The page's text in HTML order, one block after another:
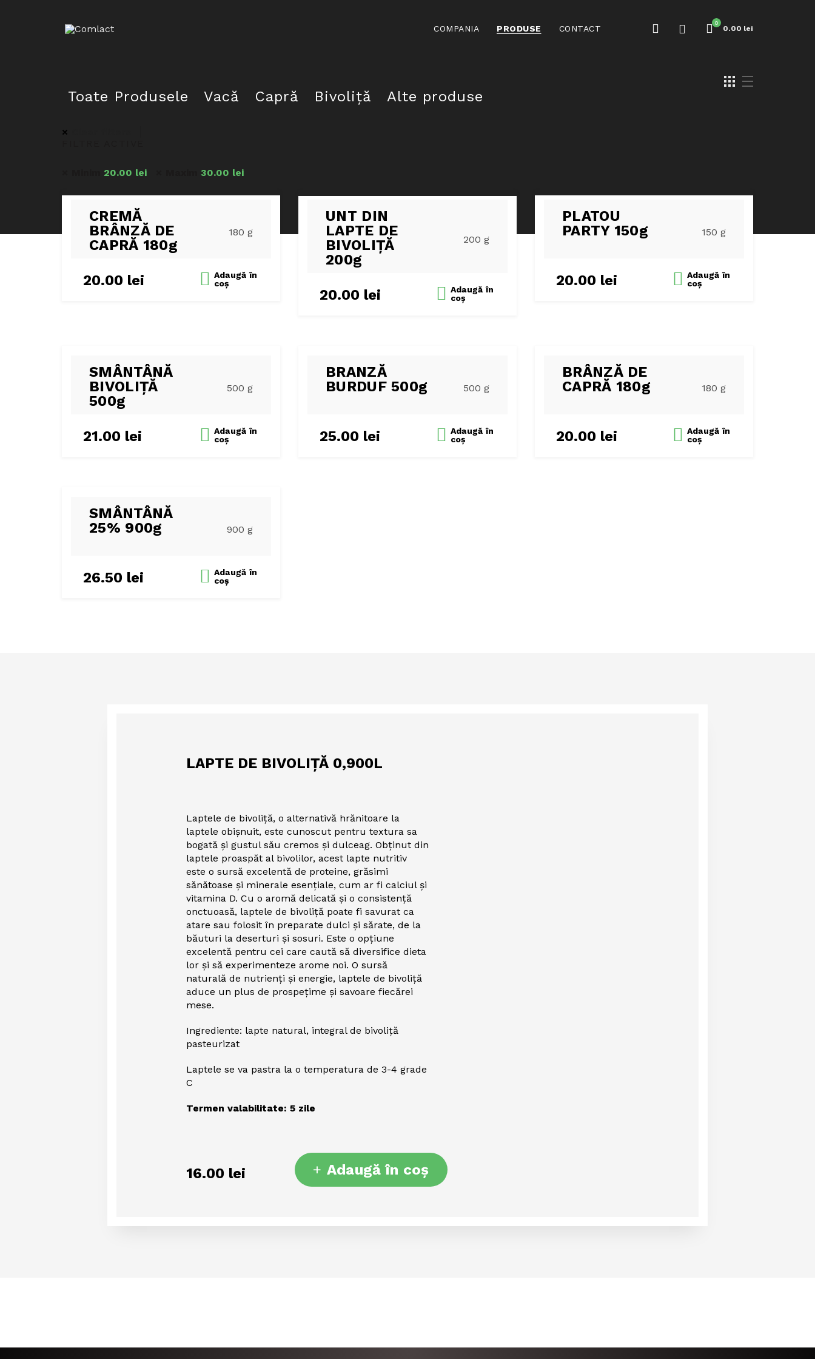
COMPANIA PRODUSE CONTACT
0
0.00 lei
Toate Produsele Vacă Capră Bivoliță Alte produse
20.00 lei 30.00 lei
CREMĂ
BRÂNZĂ DE
CAPRĂ 180g
180 g
20.00 lei Adaugăîn
coș
UNT DIN
LAPTE DE
BIVOLIȚĂ
200g
200 g
20.00 lei Adaugăîn
coș
PLATOU
PARTY 150g
150 g
20.00 lei Adaugăîn
coș
SMÂNTÂNĂ
BIVOLIȚĂ
500g
500 g
21.00 lei Adaugăîn
coș
BRANZĂ
BURDUF 500g
500 g
25.00 lei Adaugăîn
coș
BRÂNZĂ DE
CAPRĂ 180g
180 g
20.00 lei Adaugăîn
coș
SMÂNTÂNĂ
25% 900g
900 g
26.50 lei Adaugăîn
coș
LAPTE DE BIVOLIȚĂ 0,900L
Laptele de bivoliță, o alternativă hrănitoare la
laptele obișnuit, este cunoscut pentru textura sa
bogată și gustul său cremos și dulceag. Obținut din
laptele proaspăt al bivolilor, acest lapte nutritiv
este o sursă excelentă de proteine, grăsimi
sănătoase și minerale esențiale, cum ar fi calciul și
vitamina D. Cu o aromă delicată și o consistență
onctuoasă, laptele de bivoliță poate fi savurat ca
atare sau folosit în preparate dulci și sărate, de la
băuturi la deserturi și sosuri. Este o opțiune
excelentă pentru cei care caută să diversifice dieta
lor și să experimenteze arome noi. O sursă
naturală de nutrienți și energie, laptele de bivoliță
aduce un plus de prospețime și savoare fiecărei
mese.
Ingrediente: lapte natural, integral de bivoliță
pasteurizat
Laptele se va pastra la o temperatura de 3-4 grade
C
Termen valabilitate: 5 zile
16.00 lei + Adaugă în coș